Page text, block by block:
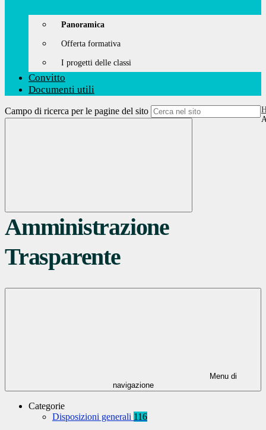
Panoramica
Offerta formativa
I progetti delle classi
Convitto
Documenti utili
Campo di ricerca per le pagine del sito
Amministrazione
Trasparente
Menu di
navigazione
Categorie
Disposizioni generali 116